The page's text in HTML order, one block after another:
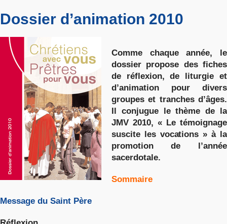
Dossier d’animation 2010
Comme chaque année, le
dossier propose des fiches
de réflexion, de liturgie et
d’animation pour divers
groupes et tranches d’âges.
Il conjugue le thème de la
JMV 2010, « Le témoignage
suscite les vocations » à la
promotion de l’année
sacerdotale.
Sommaire
Message du Saint Père